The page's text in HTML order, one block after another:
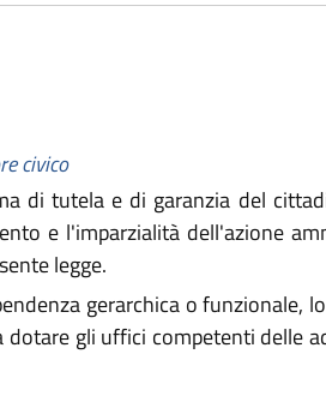
civico
di tutela e di garanzia del
e l'imparzialità dell'azione
legge.
gerarchica o funzionale,
gli uffici competenti delle